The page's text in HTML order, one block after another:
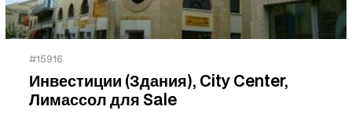
#15916
Инвестиции (Здания), City Center,
Лимассол для Sale